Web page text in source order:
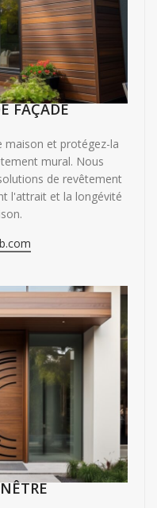
FAÇADE
maison et protégez-la
mural. Nous
de revêtement
l'attrait et la longévité